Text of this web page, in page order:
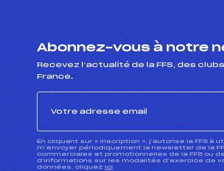
Abonnez-vous à notre
Recevez l’actualité de la FFS, des
France.
En cliquant sur « inscription », j’autorise la FFS à
m’envoyer périodiquement la newsletter de la
commerciales et promotionnelles de la FFS ou
d’informations sur les modalités d’exercice de
données, cliquez ici